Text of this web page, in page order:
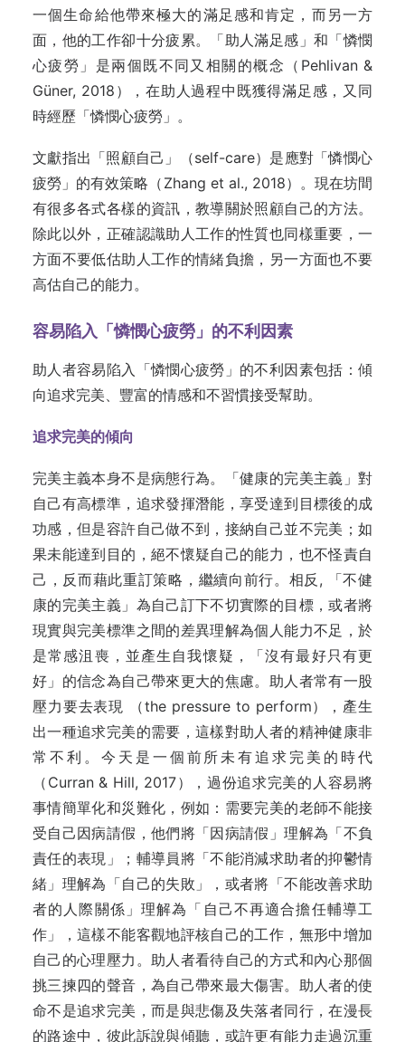
一個生命給他帶來極大的滿足感和肯定，而另一方
面，他的工作卻十分疲累。「助人滿足感」和「憐憫
心疲勞」是兩個既不同又相關的概念（Pehlivan &
Güner, 2018），在助人過程中既獲得滿足感，又同
時經歷「憐憫心疲勞」。
文獻指出「照顧自己」（self-care）是應對「憐憫心
疲勞」的有效策略（Zhang et al., 2018）。現在坊間
有很多各式各樣的資訊，教導關於照顧自己的方法。
除此以外，正確認識助人工作的性質也同樣重要，一
方面不要低估助人工作的情緒負擔，另一方面也不要
高估自己的能力。
容易陷入 「憐憫心疲勞 」 的不利因素
助人者容易陷入「憐憫心疲勞」的不利因素包括：傾
向追求完美、豐富的情感和不習慣接受幫助。
追求完美的傾向
完美主義本身不是病態行為。「健康的完美主義」對
自己有高標準，追求發揮潛能，享受達到目標後的成
功感，但是容許自己做不到，接納自己並不完美；如
果未能達到目的，絕不懷疑自己的能力，也不怪責自
己，反而藉此重訂策略，繼續向前行。相反, 「不健
康的完美主義」為自己訂下不切實際的目標，或者將
現實與完美標準之間的差異理解為個人能力不足，於
是常感沮喪，並產生自我懷疑，「沒有最好只有更
好」的信念為自己帶來更大的焦慮。助人者常有一股
壓力要去表現 （the pressure to perform），產生
出一種追求完美的需要，這樣對助人者的精神健康非
常不利。今天是一個前所未有追求完美的時代
（Curran & Hill, 2017），過份追求完美的人容易將
事情簡單化和災難化，例如：需要完美的老師不能接
受自己因病請假，他們將「因病請假」理解為「不負
責任的表現」；輔導員將「不能消減求助者的抑鬱情
緒」理解為「自己的失敗」，或者將「不能改善求助
者的人際關係」理解為「自己不再適合擔任輔導工
作」，這樣不能客觀地評核自己的工作，無形中增加
自己的心理壓力。助人者看待自己的方式和內心那個
挑三揀四的聲音，為自己帶來最大傷害。助人者的使
命不是追求完美，而是與悲傷及失落者同行，在漫長
的路途中，彼此訴說與傾聽，或許更有能力走過沉重